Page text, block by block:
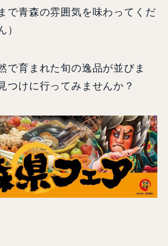
で青森の雰囲気を味わってくだ
）
育まれた旬の逸品が並びま
つけに行ってみませんか？